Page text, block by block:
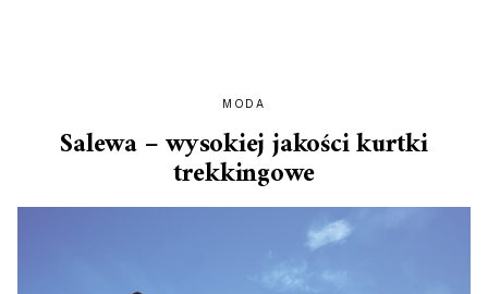
MODA
Salewa – wysokiej jakości kurtki
trekkingowe